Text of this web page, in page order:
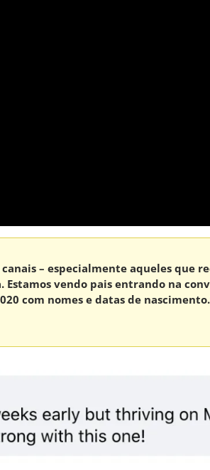
– especialmente aqueles que
vendo pais entrando na
com nomes e datas de